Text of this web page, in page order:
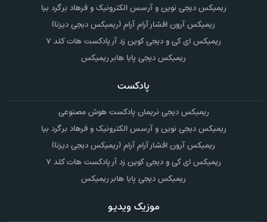
ریمیکس دیجی نوین و آرسس الکترونیک و فرهاد برگرد بیا
ریمیکس آرون افشار آرام آرام (ریمیکس دیجی دیزنا)
ریمیکس ای کی و دیجی کوین زد آر پادکست هات کلد ۷
ریمیکس دیجی پایا هابر ریمیکس
پادکست
ریمیکس دیجی نریمان پادکست هوش مصنوعی
ریمیکس دیجی نوین و آرسس الکترونیک و فرهاد برگرد بیا
ریمیکس آرون افشار آرام آرام (ریمیکس دیجی دیزنا)
ریمیکس ای کی و دیجی کوین زد آر پادکست هات کلد ۷
ریمیکس دیجی پایا هابر ریمیکس
موزیک ویدیو